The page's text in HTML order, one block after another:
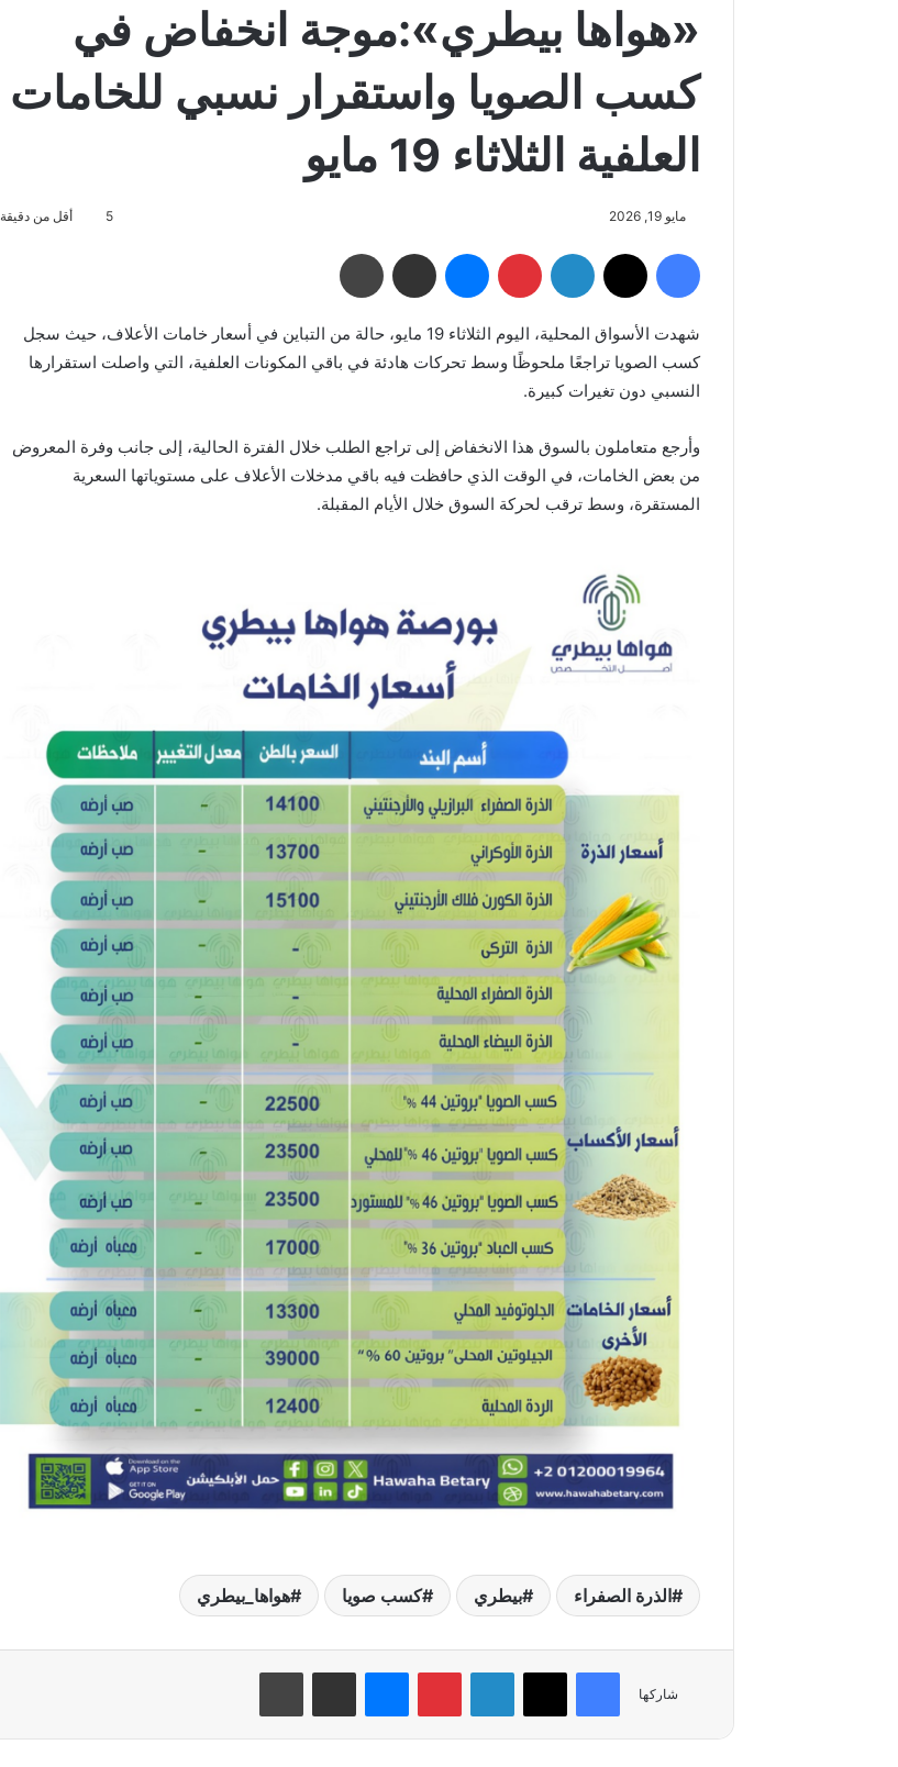
«هواها بيطري»:موجة انخفاض في
كسب الصويا واستقرار نسبي للخامات
العلفية الثلاثاء 19 مايو
مايو 19, 2026 5 أقل من دقيقة
فيسبوك لينكدإن بينتيريست ماسنجر مشاركة عبر البريد
شهدت الأسواق المحلية، اليوم الثلاثاء 19 مايو، حالة من التباين في أسعار خامات الأعلاف، حيث سجل
كسب الصويا تراجعًا ملحوظًا وسط تحركات هادئة في باقي المكونات العلفية، التي واصلت استقرارها
النسبي دون تغيرات كبيرة.
وأرجع متعاملون بالسوق هذا الانخفاض إلى تراجع الطلب خلال الفترة الحالية، إلى جانب وفرة المعروض
من بعض الخامات، في الوقت الذي حافظت فيه باقي مدخلات الأعلاف على مستوياتها السعرية
المستقرة، وسط ترقب لحركة السوق خلال الأيام المقبلة.
الذرة الصفراء بيطري كسب صويا هواها_بيطري
شاركها
فيسبوك ‫X لينكدإن بينتيريستماسنجر مشاركة عبر البريد طباعة